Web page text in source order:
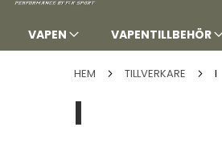
VAPEN VAPENTILLBEHÖR
HEM TILLVERKARE I
I